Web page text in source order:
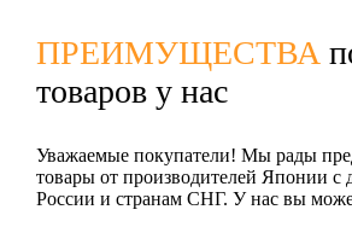
ПРЕИМУЩЕСТВА
товаров у нас
Уважаемые покупатели! Мы рады
товары от производителей Японии с
России и странам СНГ. У нас вы